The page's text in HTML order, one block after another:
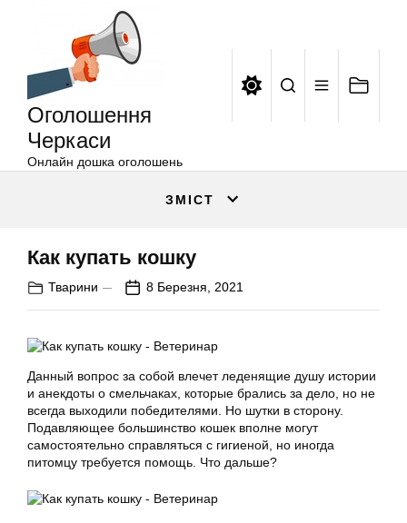
Оголошення
Черкаси
Онлайн дошка оголошень
ЗМІСТ
Как купать кошку
Тварини 8 Березня, 2021
Данный вопрос за собой влечет леденящие душу истории
и анекдоты о смельчаках, которые брались за дело, но не
всегда выходили победителями. Но шутки в сторону.
Подавляющее большинство кошек вполне могут
самостоятельно справляться с гигиеной, но иногда
питомцу требуется помощь. Что дальше?